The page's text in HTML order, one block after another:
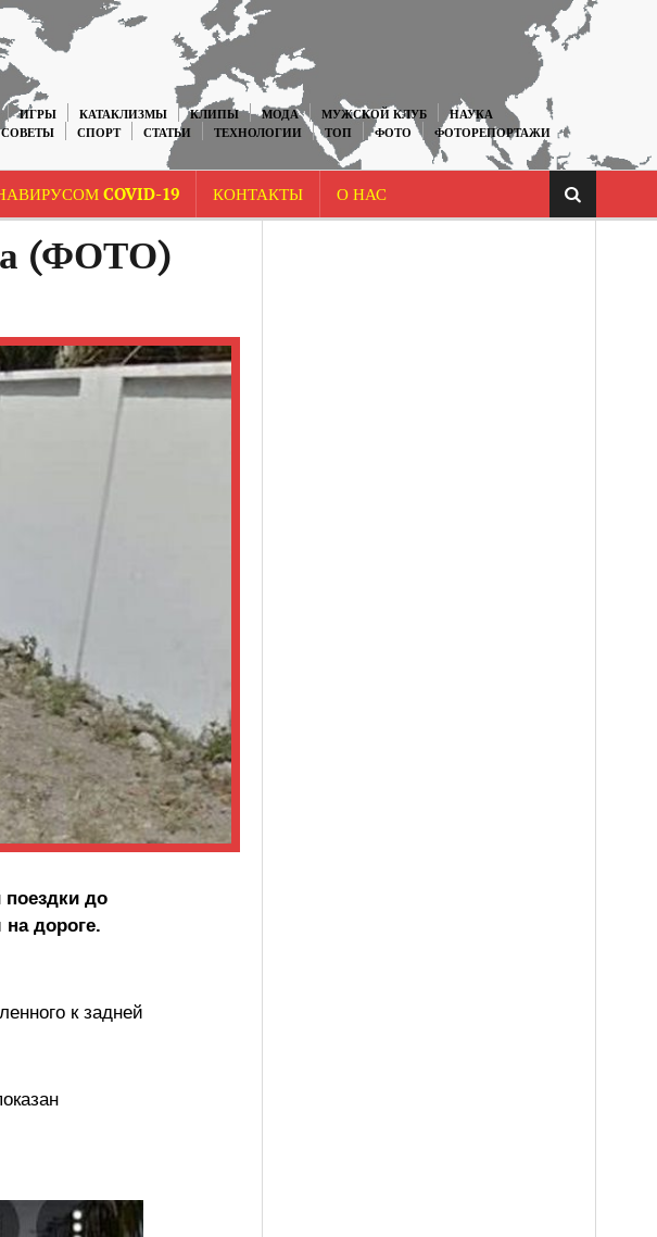
ИГРЫ КАТАКЛИЗМЫ КЛИПЫ МОДА МУЖСКОЙ КЛУБ
НАУКА
СОВЕТЫ СПОРТ СТАТЬИ ТЕХНОЛОГИИ ТОП ФОТО
ФОТОРЕПОРТАЖИ
COVID-19 КОНТАКТЫ О НАС
(ФОТО)
до
дороге.
к задней